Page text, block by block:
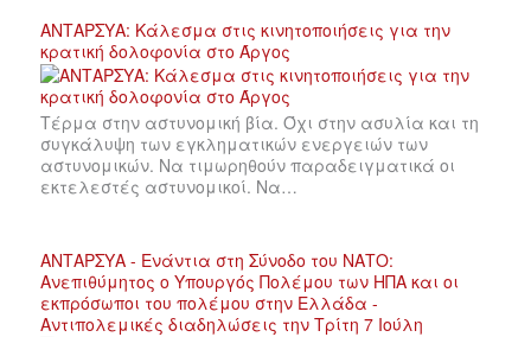
ΑΝΤΑΡΣΥΑ: Κάλεσμα στις κινητοποιήσεις για την
κρατική δολοφονία στο Άργος
Τέρμα στην αστυνομική βία. Όχι στην ασυλία και τη
συγκάλυψη των εγκληματικών ενεργειών των
αστυνομικών. Να τιμωρηθούν παραδειγματικά οι
εκτελεστές αστυνομικοί. Να…
ΑΝΤΑΡΣΥΑ - Ενάντια στη Σύνοδο του ΝΑΤΟ:
Ανεπιθύμητος ο Υπουργός Πολέμου των ΗΠΑ και οι
εκπρόσωποι του πολέμου στην Ελλάδα -
Αντιπολεμικές διαδηλώσεις την Τρίτη 7 Ιούλη